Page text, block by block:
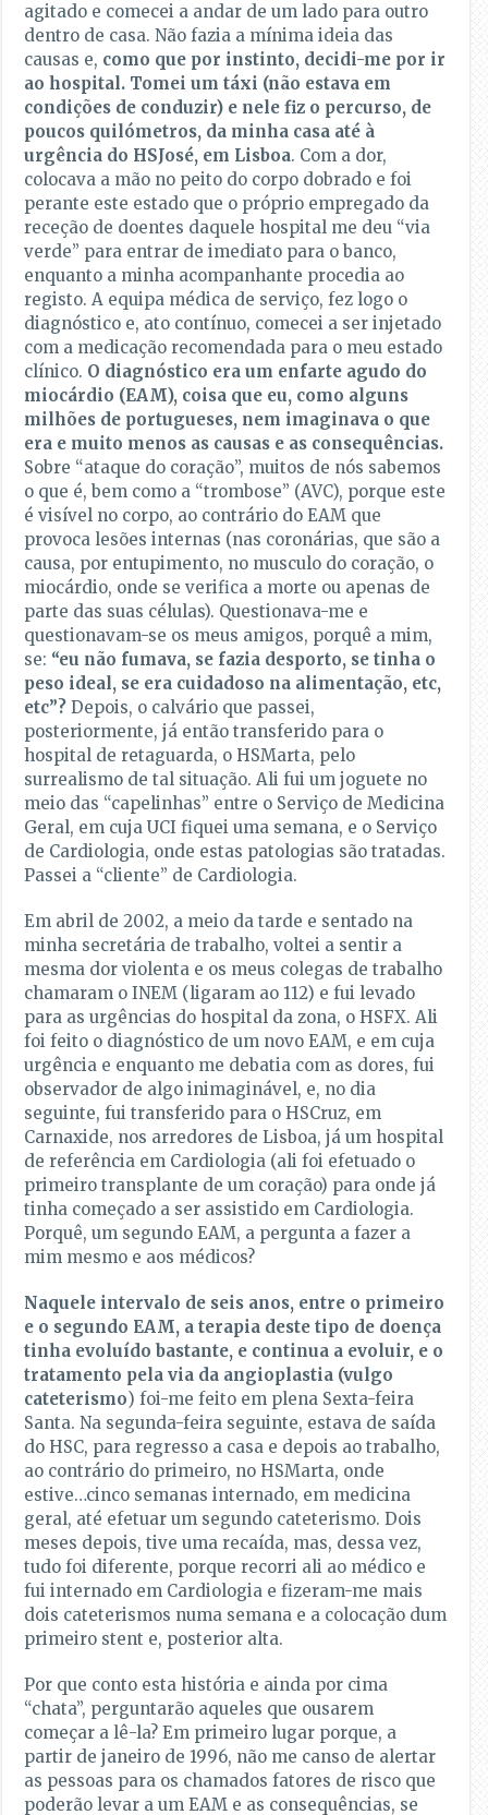
agitado e comecei a andar de um lado para outro
dentro de casa. Não fazia a mínima ideia das
causas e, como que por instinto, decidi-me por ir
ao hospital. Tomei um táxi (não estava em
condições de conduzir) e nele fiz o percurso, de
poucos quilómetros, da minha casa até à
urgência do HSJosé, em Lisboa. Com a dor,
colocava a mão no peito do corpo dobrado e foi
perante este estado que o próprio empregado da
receção de doentes daquele hospital me deu “via
verde” para entrar de imediato para o banco,
enquanto a minha acompanhante procedia ao
registo. A equipa médica de serviço, fez logo o
diagnóstico e, ato contínuo, comecei a ser injetado
com a medicação recomendada para o meu estado
clínico. O diagnóstico era um enfarte agudo do
miocárdio (EAM), coisa que eu, como alguns
milhões de portugueses, nem imaginava o que
era e muito menos as causas e as consequências.
Sobre “ataque do coração”, muitos de nós sabemos
o que é, bem como a “trombose” (AVC), porque este
é visível no corpo, ao contrário do EAM que
provoca lesões internas (nas coronárias, que são a
causa, por entupimento, no musculo do coração, o
miocárdio, onde se verifica a morte ou apenas de
parte das suas células). Questionava-me e
questionavam-se os meus amigos, porquê a mim,
se: “eu não fumava, se fazia desporto, se tinha o
peso ideal, se era cuidadoso na alimentação, etc,
etc”? Depois, o calvário que passei,
posteriormente, já então transferido para o
hospital de retaguarda, o HSMarta, pelo
surrealismo de tal situação. Ali fui um joguete no
meio das “capelinhas” entre o Serviço de Medicina
Geral, em cuja UCI fiquei uma semana, e o Serviço
de Cardiologia, onde estas patologias são tratadas.
Passei a “cliente” de Cardiologia.
Em abril de 2002, a meio da tarde e sentado na
minha secretária de trabalho, voltei a sentir a
mesma dor violenta e os meus colegas de trabalho
chamaram o INEM (ligaram ao 112) e fui levado
para as urgências do hospital da zona, o HSFX. Ali
foi feito o diagnóstico de um novo EAM, e em cuja
urgência e enquanto me debatia com as dores, fui
observador de algo inimaginável, e, no dia
seguinte, fui transferido para o HSCruz, em
Carnaxide, nos arredores de Lisboa, já um hospital
de referência em Cardiologia (ali foi efetuado o
primeiro transplante de um coração) para onde já
tinha começado a ser assistido em Cardiologia.
Porquê, um segundo EAM, a pergunta a fazer a
mim mesmo e aos médicos?
Naquele intervalo de seis anos, entre o primeiro
e o segundo EAM, a terapia deste tipo de doença
tinha evoluído bastante, e continua a evoluir, e o
tratamento pela via da angioplastia (vulgo
cateterismo) foi-me feito em plena Sexta-feira
Santa. Na segunda-feira seguinte, estava de saída
do HSC, para regresso a casa e depois ao trabalho,
ao contrário do primeiro, no HSMarta, onde
estive…cinco semanas internado, em medicina
geral, até efetuar um segundo cateterismo. Dois
meses depois, tive uma recaída, mas, dessa vez,
tudo foi diferente, porque recorri ali ao médico e
fui internado em Cardiologia e fizeram-me mais
dois cateterismos numa semana e a colocação dum
primeiro stent e, posterior alta.
Por que conto esta história e ainda por cima
“chata”, perguntarão aqueles que ousarem
começar a lê-la? Em primeiro lugar porque, a
partir de janeiro de 1996, não me canso de alertar
as pessoas para os chamados fatores de risco que
poderão levar a um EAM e as consequências, se